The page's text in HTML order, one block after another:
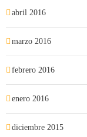
abril 2016
marzo 2016
febrero 2016
enero 2016
diciembre 2015